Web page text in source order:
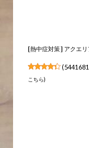
[熱中症対策] アクエ
(
こちら)